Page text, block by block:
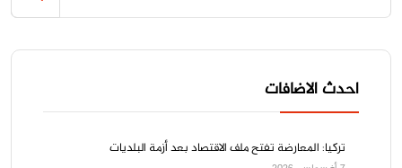
احدث الاضافات
تركيا: المعارضة تفتح ملف الاقتصاد بعد أزمة البلديات